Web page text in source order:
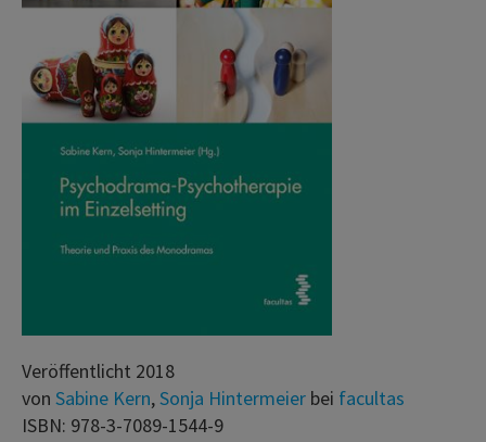
Veröffentlicht 2018
von Sabine Kern,Sonja Hintermeier bei facultas
ISBN: 978-3-7089-1544-9